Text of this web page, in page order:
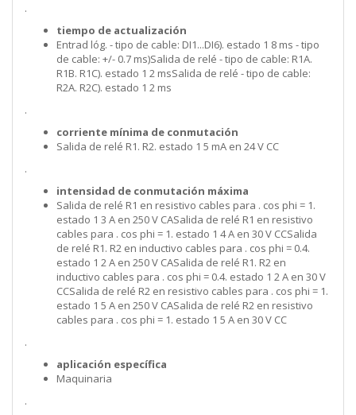
.
tiempo de actualización
Entrad lóg. - tipo de cable: DI1...DI6). estado 1 8 ms - tipo
de cable: +/- 0.7 ms)Salida de relé - tipo de cable: R1A.
R1B. R1C). estado 1 2 msSalida de relé - tipo de cable:
R2A. R2C). estado 1 2 ms
.
corriente mínima de conmutación
Salida de relé R1. R2. estado 1 5 mA en 24 V CC
.
intensidad de conmutación máxima
Salida de relé R1 en resistivo cables para . cos phi = 1.
estado 1 3 A en 250 V CASalida de relé R1 en resistivo
cables para . cos phi = 1. estado 1 4 A en 30 V CCSalida
de relé R1. R2 en inductivo cables para . cos phi = 0.4.
estado 1 2 A en 250 V CASalida de relé R1. R2 en
inductivo cables para . cos phi = 0.4. estado 1 2 A en 30 V
CCSalida de relé R2 en resistivo cables para . cos phi = 1.
estado 1 5 A en 250 V CASalida de relé R2 en resistivo
cables para . cos phi = 1. estado 1 5 A en 30 V CC
.
aplicación específica
Maquinaria
.